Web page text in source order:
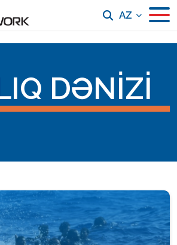
AZ
DƏNIZI